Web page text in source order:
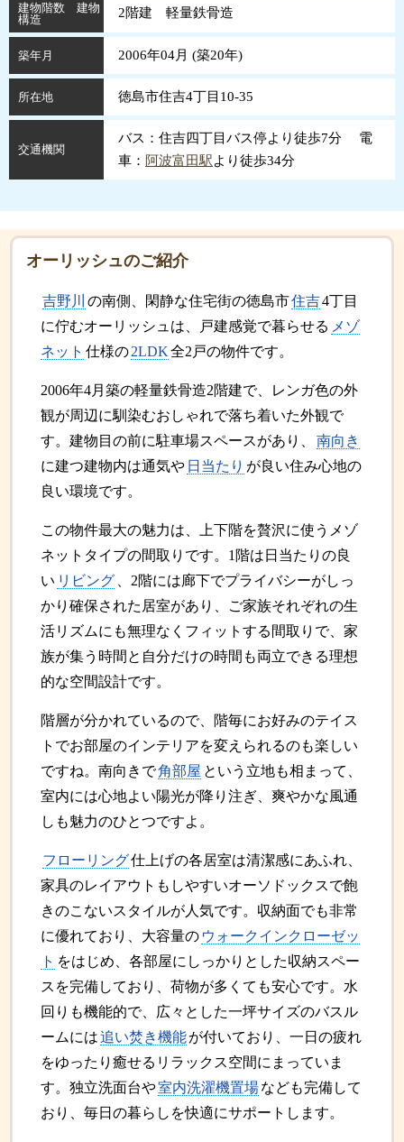
建物階数 建物
構造
2階建 軽量鉄骨造
築年月 2006年04月 (築20年)
所在地 徳島市住吉4丁目10-35
交通機関
バス：住吉四丁目バス停より徒歩7分 電
車： 阿波富田駅より徒歩34分
オーリッシュのご紹介
吉野川 の南側、閑静な住宅街の徳島市住吉4丁目
に佇むオーリッシュは、戸建感覚で暮らせる メゾ
ネット 仕様の2LDK全2戸の物件です。
2006年4月築の軽量鉄骨造2階建で、レンガ色の外
観が周辺に馴染むおしゃれで落ち着いた外観で
す。建物目の前に駐車場スペースがあり、
南向き
に建つ建物内は通気や 日当たり が良い住み心地の
良い環境です。
この物件最大の魅力は、上下階を贅沢に使うメゾ
ネットタイプの間取りです。1階は日当たりの良
い リビング
、2階には廊下でプライバシーがしっ
かり確保された居室があり、ご家族それぞれの生
活リズムにも無理なくフィットする間取りで、家
族が集う時間と自分だけの時間も両立できる理想
的な空間設計です。
階層が分かれているので、階毎にお好みのテイス
トでお部屋のインテリアを変えられるのも楽しい
ですね。南向きで角部屋 という立地も相まって、
室内には心地よい陽光が降り注ぎ、爽やかな風通
しも魅力のひとつですよ。
フローリング仕上げの各居室は清潔感にあふれ、
家具のレイアウトもしやすいオーソドックスで飽
きのこないスタイルが人気です。収納面でも非常
に優れており、大容量の ウォークインクローゼッ
ト をはじめ、各部屋にしっかりとした収納スペー
スを完備しており、荷物が多くても安心です。水
回りも機能的で、広々とした一坪サイズのバスル
ームには追い焚き機能が付いており、一日の疲れ
をゆったり癒せるリラックス空間にまっていま
す。独立洗面台や室内洗濯機置場なども完備して
おり、毎日の暮らしを快適にサポートします。